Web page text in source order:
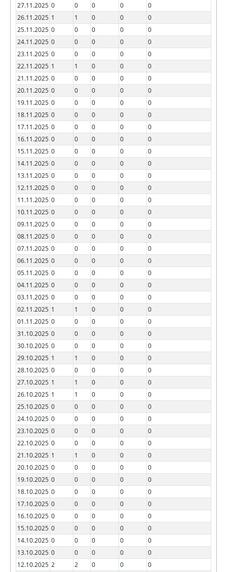
27.11.2025 0 0 0 0
0
26.11.2025 1 1 0 0
0
25.11.2025 0 0 0 0
0
24.11.2025 0 0 0 0
0
23.11.2025 0 0 0 0
0
22.11.2025 1 1 0 0
0
21.11.2025 0 0 0 0
0
20.11.2025 0 0 0 0
0
19.11.2025 0 0 0 0
0
18.11.2025 0 0 0 0
0
17.11.2025 0 0 0 0
0
16.11.2025 0 0 0 0
0
15.11.2025 0 0 0 0
0
14.11.2025 0 0 0 0
0
13.11.2025 0 0 0 0
0
12.11.2025 0 0 0 0
0
11.11.2025 0 0 0 0
0
10.11.2025 0 0 0 0
0
09.11.2025 0 0 0 0
0
08.11.2025 0 0 0 0
0
07.11.2025 0 0 0 0
0
06.11.2025 0 0 0 0
0
05.11.2025 0 0 0 0
0
04.11.2025 0 0 0 0
0
03.11.2025 0 0 0 0
0
02.11.2025 1 1 0 0
0
01.11.2025 0 0 0 0
0
31.10.2025 0 0 0 0
0
30.10.2025 0 0 0 0
0
29.10.2025 1 1 0 0
0
28.10.2025 0 0 0 0
0
27.10.2025 1 1 0 0
0
26.10.2025 1 1 0 0
0
25.10.2025 0 0 0 0
0
24.10.2025 0 0 0 0
0
23.10.2025 0 0 0 0
0
22.10.2025 0 0 0 0
0
21.10.2025 1 1 0 0
0
20.10.2025 0 0 0 0
0
19.10.2025 0 0 0 0
0
18.10.2025 0 0 0 0
0
17.10.2025 0 0 0 0
0
16.10.2025 0 0 0 0
0
15.10.2025 0 0 0 0
0
14.10.2025 0 0 0 0
0
13.10.2025 0 0 0 0
0
12.10.2025 2 2 0 0
0